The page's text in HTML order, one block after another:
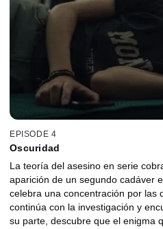
EPISODE 4
Oscuridad
La teoría del asesino en serie
aparición de un segundo cadáver
celebra una concentración por las
continúa con la investigación y
su parte, descubre que el enigma